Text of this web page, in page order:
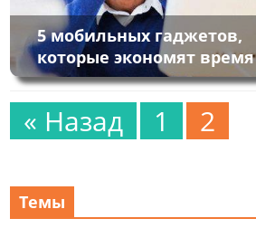
5 мобильных гаджетов,
которые экономят время
« Назад 1 2
Темы